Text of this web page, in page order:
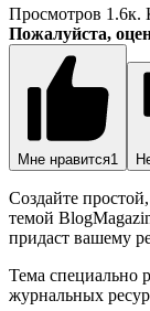
Просмотров 1.6к.
Пожалуйста,
Мне нравится1
Создайте
темой
придаст вашему
Тема специально
журнальных